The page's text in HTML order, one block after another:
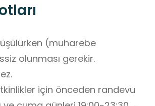
(muharebe
olunması gerekir.
için önceden randevu